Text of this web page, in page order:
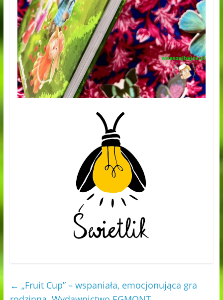
← „Fruit Cup” – wspaniała, emocjonująca gra